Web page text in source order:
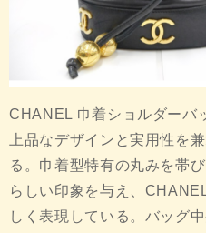
CHANEL 巾着ショルダーバ
上品なデザインと実用性を
る。巾着型特有の丸みを帯
らしい印象を与え、
しく表現している。バッグ